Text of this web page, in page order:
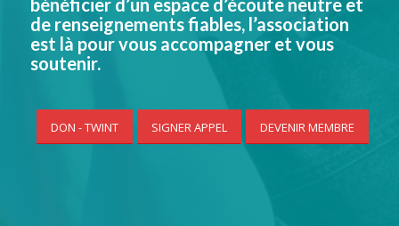
de renseignements fiables, l’association
est là pour vous accompagner et vous
soutenir.
DON - TWINT SIGNER APPEL DEVENIR MEMBRE